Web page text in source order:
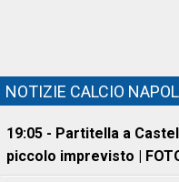
NOTIZIE CALCIO
19:05 - Partitella a
piccolo imprevisto |